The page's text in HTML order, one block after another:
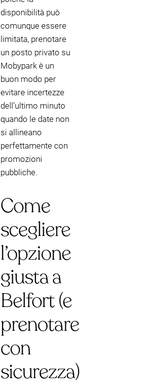
disponibilità può
comunque essere
limitata, prenotare
un posto privato su
Mobypark è un
buon modo per
evitare incertezze
dell’ultimo minuto
quando le date non
si allineano
perfettamente con
promozioni
pubbliche.
Come
scegliere
l’opzione
giusta a
Belfort (e
prenotare
con
sicurezza)